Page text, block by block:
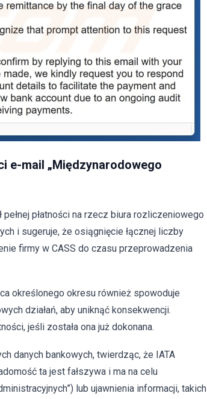
e-mail „Międzynarodowego
płatności na rzecz biura rozliczeniowego
i sugeruje, że osiągnięcie łącznej liczby
firmy w CASS do czasu przeprowadzenia
określonego okresu również spowoduje
działań, aby uniknąć konsekwencji.
jeśli została ona już dokonana.
danych bankowych, twierdząc, że IATA
ta jest fałszywa i ma na celu
lub ujawnienia informacji, takich